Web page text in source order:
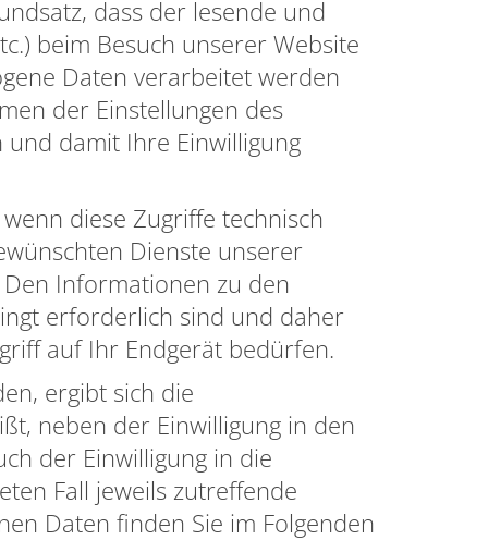
dass der lesende und
beim Besuch unserer Website
Daten verarbeitet werden
der Einstellungen des
und damit Ihre Einwilligung
diese Zugriffe technisch
Dienste unserer
Informationen zu den
erforderlich sind und daher
auf Ihr Endgerät bedürfen.
ergibt sich die
neben der Einwilligung in den
der Einwilligung in die
Fall jeweils zutreffende
Daten finden Sie im Folgenden